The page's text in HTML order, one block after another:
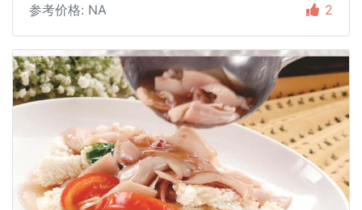
参考价格: NA 2